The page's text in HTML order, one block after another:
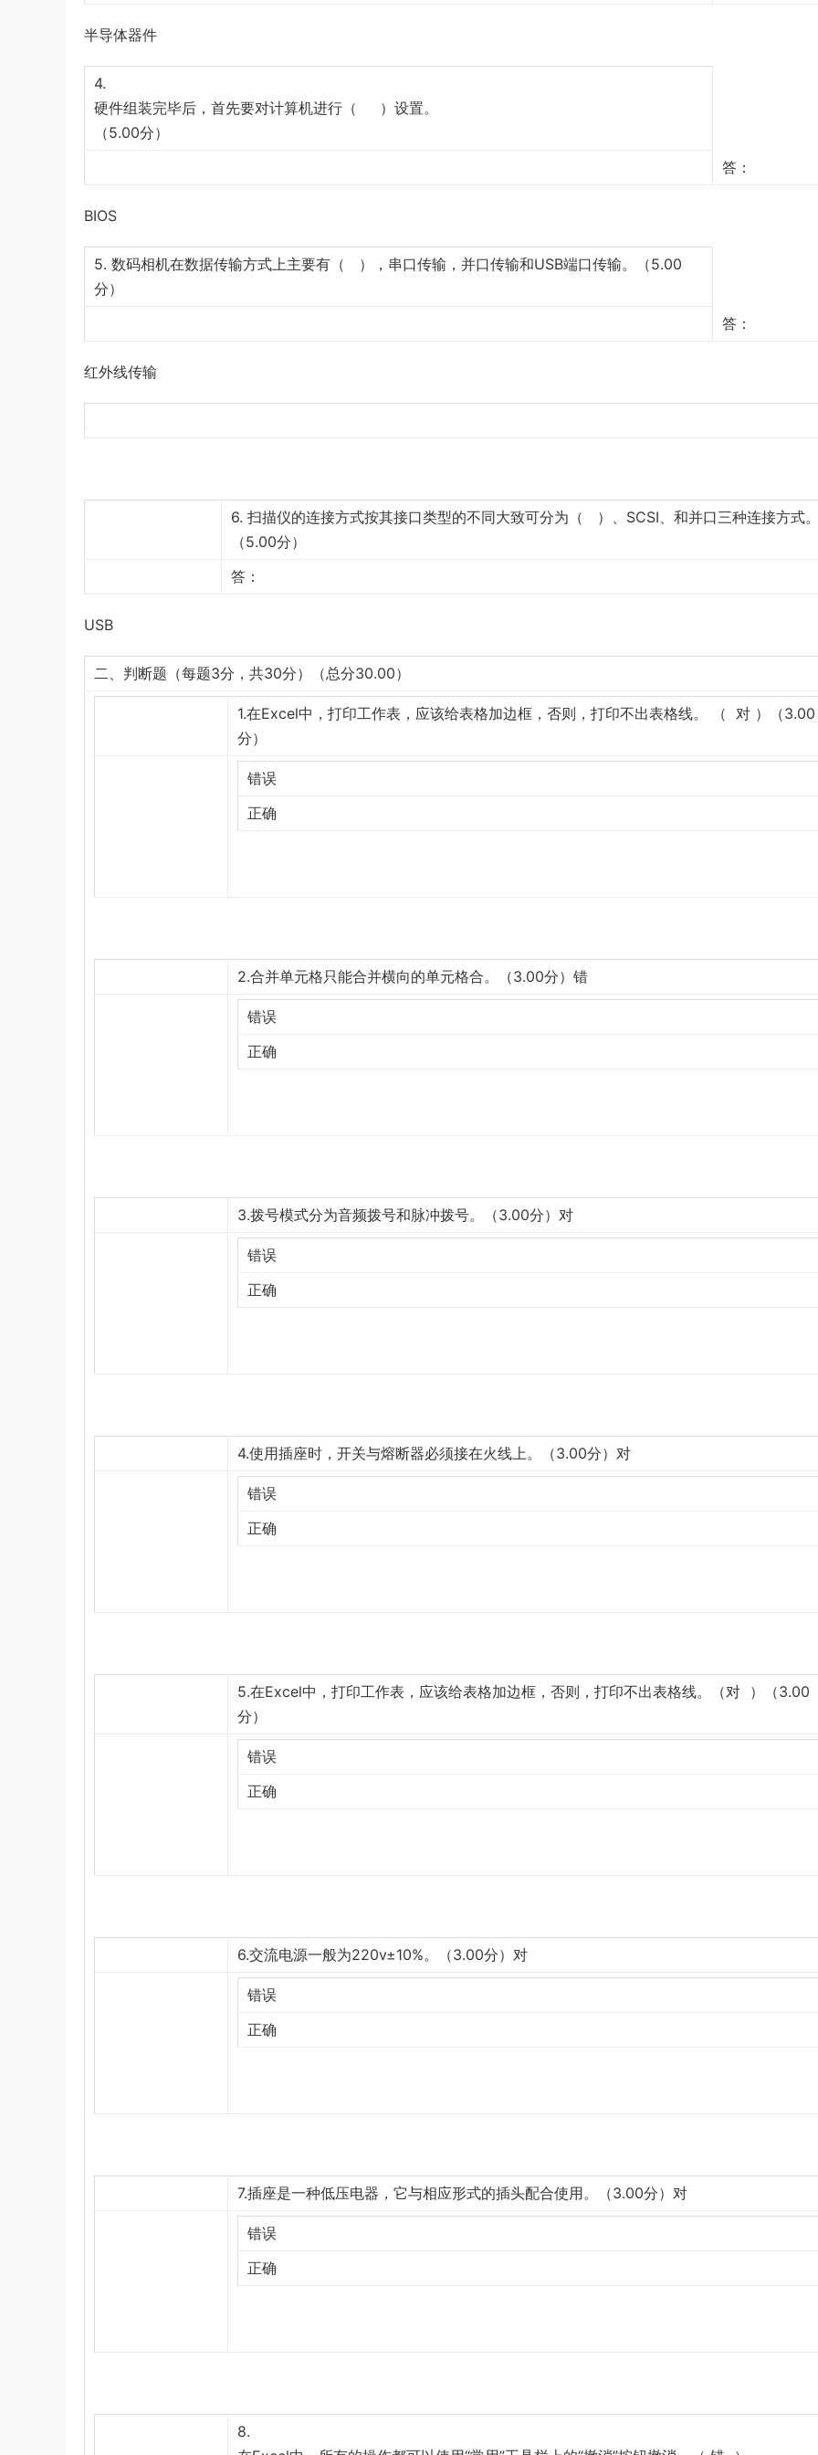
半导体器件
4.
硬件组装完毕后，首先要对计算机进行（ ）设置。
（5.00分）
答：
BIOS
5. 数码相机在数据传输方式上主要有（ ），串口传输，并口传输和USB端口传输。（5.00
分）
答：
红外线传输
6. 扫描仪的连接方式按其接口类型的不同大致可分为（ ）、SCSI、和并口三种连接方式
（5.00分）
答：
USB
二、判断题（每题3分，共30分）（总分30.00）
1.在Excel中，打印工作表，应该给表格加边框，否则，打印不出表格线。 （ 对 ）（3.00
分）
错误
正确
2.合并单元格只能合并横向的单元格合。（3.00分）错
错误
正确
3.拨号模式分为音频拨号和脉冲拨号。（3.00分）对
错误
正确
4.使用插座时，开关与熔断器必须接在火线上。（3.00分）对
错误
正确
5.在Excel中，打印工作表，应该给表格加边框，否则，打印不出表格线。（对 ）（3.00
分）
错误
正确
6.交流电源一般为220v±10%。（3.00分）对
错误
正确
7.插座是一种低压电器，它与相应形式的插头配合使用。（3.00分）对
错误
正确
8.